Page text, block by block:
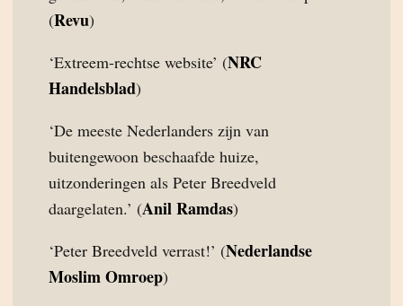
(Revu)
‘Extreem-rechtse website’ (NRC
Handelsblad)
‘De meeste Nederlanders zijn van
buitengewoon beschaafde huize,
uitzonderingen als Peter Breedveld
daargelaten.’ (Anil Ramdas)
‘Peter Breedveld verrast!’ (Nederlandse
Moslim Omroep)